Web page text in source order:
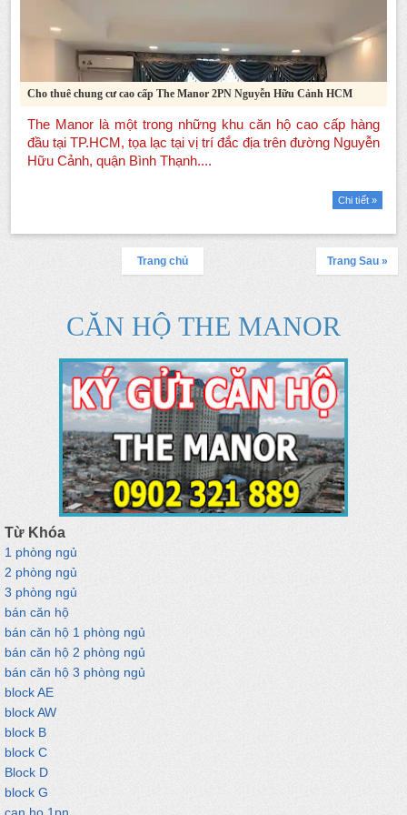
Cho thuê chung cư cao cấp The Manor 2PN Nguyễn Hữu Cảnh HCM
Chi tiết »
Trang Sau »
Trang chủ
CĂN HỘ THE MANOR
Từ Khóa
1 phòng ngủ
2 phòng ngủ
3 phòng ngủ
bán căn hộ
bán căn hộ 1 phòng ngủ
bán căn hộ 2 phòng ngủ
bán căn hộ 3 phòng ngủ
block AE
block AW
block B
block C
Block D
block G